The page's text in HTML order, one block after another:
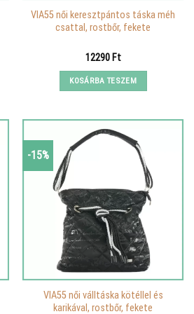
VIA55 női keresztpántos táska méh
csattal, rostbőr, fekete
12290 Ft
KOSÁRBA TESZEM
-15%
VIA55 női válltáska kötéllel és
karikával, rostbőr, fekete